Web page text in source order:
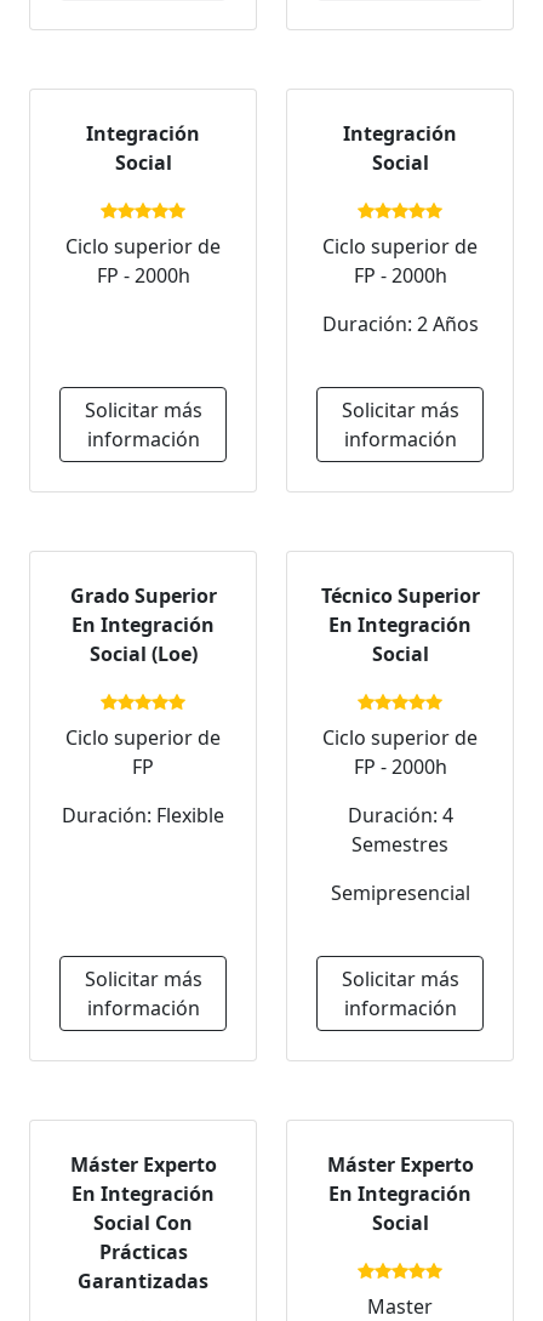
Integración
Social
Ciclo superior de
FP - 2000h
Solicitar más
información
Integración
Social
Ciclo superior de
FP - 2000h
Duración: 2 Años
Solicitar más
información
Grado Superior
En Integración
Social (Loe)
Ciclo superior de
FP
Duración: Flexible
Solicitar más
información
Técnico Superior
En Integración
Social
Ciclo superior de
FP - 2000h
Duración: 4
Semestres
Semipresencial
Solicitar más
información
Máster Experto
En Integración
Social Con
Prácticas
Garantizadas
Máster Experto
En Integración
Social
Master